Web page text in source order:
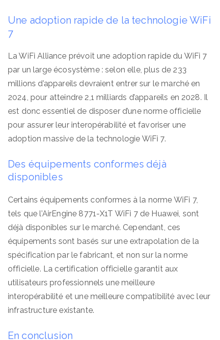
Une adoption rapide de la technologie WiFi
7
La WiFi Alliance prévoit une adoption rapide du WiFi 7
par un large écosystème : selon elle, plus de 233
millions d’appareils devraient entrer sur le marché en
2024, pour atteindre 2,1 milliards d’appareils en 2028. Il
est donc essentiel de disposer d’une norme officielle
pour assurer leur interopérabilité et favoriser une
adoption massive de la technologie WiFi 7.
Des équipements conformes déjà
disponibles
Certains équipements conformes à la norme WiFi 7,
tels que l’AirEngine 8771-X1T WiFi 7 de Huawei, sont
déjà disponibles sur le marché. Cependant, ces
équipements sont basés sur une extrapolation de la
spécification par le fabricant, et non sur la norme
officielle. La certification officielle garantit aux
utilisateurs professionnels une meilleure
interopérabilité et une meilleure compatibilité avec leur
infrastructure existante.
En conclusion